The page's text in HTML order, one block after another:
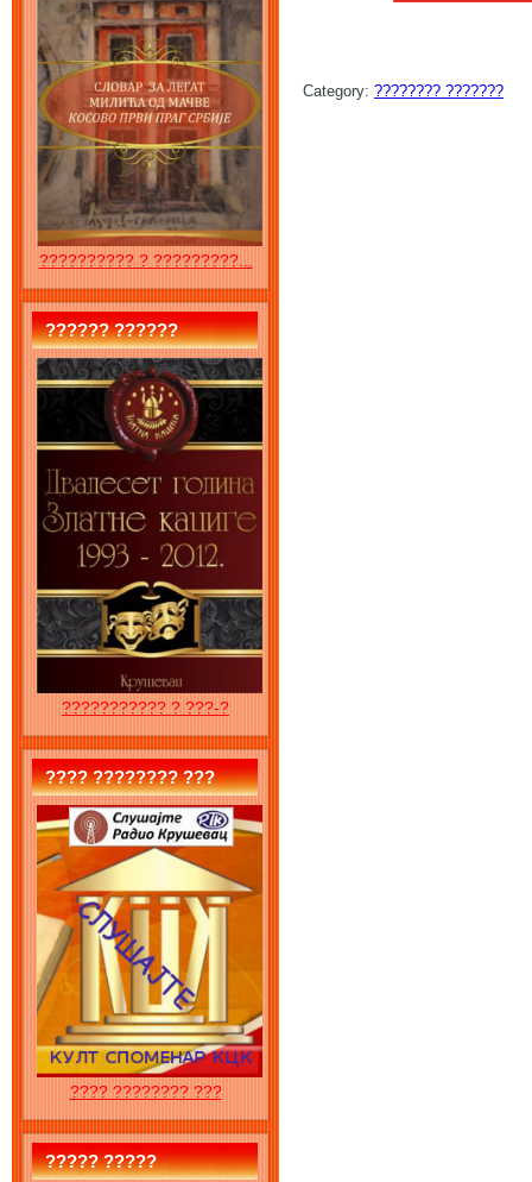
?????????? ? ?????????...
?????? ??????
??????????? ? ???-?
???? ???????? ???
???? ???????? ???
????? ?????
Category: ???????? ???????